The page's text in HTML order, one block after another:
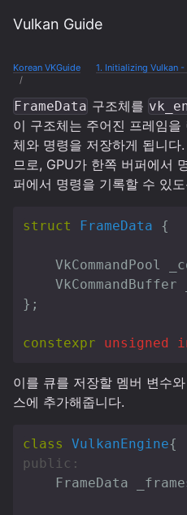
Vulkan Guide
Korean VKGuide 1. Initializing Vulkan -
FrameData 구조체를
이 구조체는 주어진 프레임
체와 명령을 저장하게 됩니
므로, GPU가 한쪽 버퍼에서
퍼에서 명령을 기록할 수 있
struct FrameData {
VkCommandPool
VkCommandBuffer
};
constexpr unsigned
이를 큐를 저장할 멤버 변수
스에 추가해줍니다.
class VulkanEngine{
public:
FrameData